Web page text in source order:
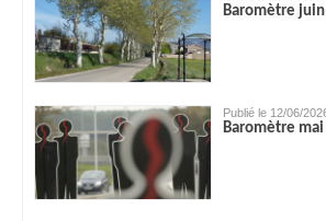
Baromètre
Publié le 12/06/
Baromètre